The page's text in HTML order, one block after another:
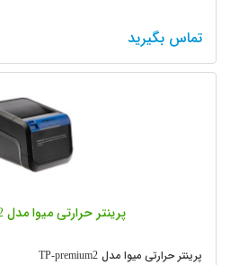
تماس بگیرید
پرینتر حرارتی میوا مدل TP-premium2
پرینتر حرارتی میوا مدل TP-premium2